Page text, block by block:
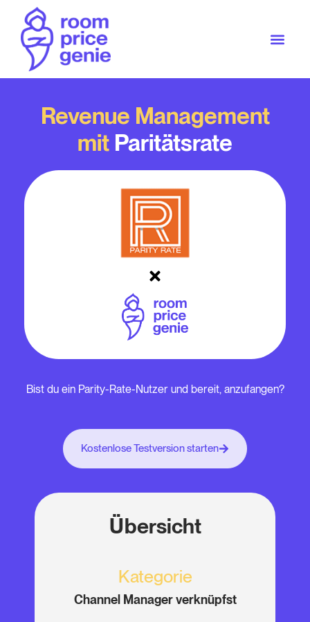
Revenue Management
mit Paritätsrate
Bist du ein Parity-Rate-Nutzer und bereit, anzufangen?
Kostenlose Testversion starten
Übersicht
Kategorie
Channel Manager verknüpfst